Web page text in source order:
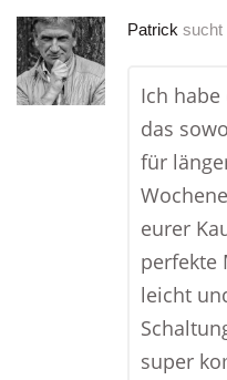
Patrick sucht
Ich habe
das
für
eurer
perfekte
leicht
super